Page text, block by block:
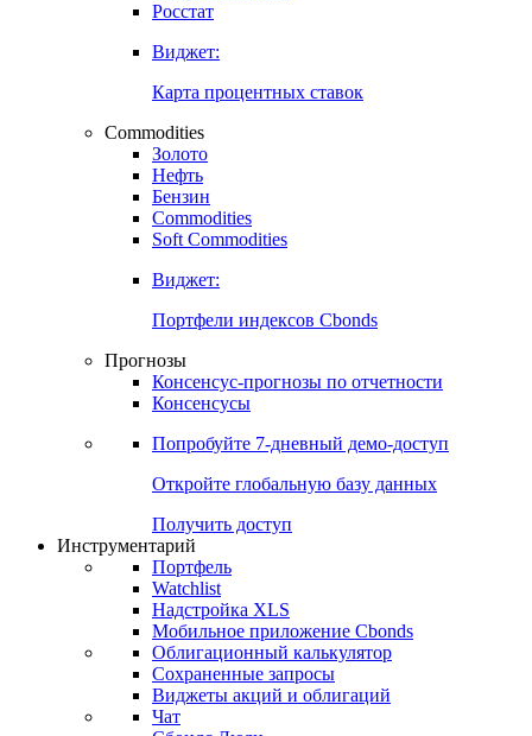
Страницы стран
Росстат
Виджет:
Карта процентных ставок
Commodities
Золото
Бензин
Soft Commodities
Виджет:
Портфели индексов Cbonds
Прогнозы
Консенсусы
Попробуйте7-дневный
Откройте глобальную базу данных
Получить доступ
Инструментарий
Портфель
Watchlist
Надстройка XLS
Мобильное приложение Cbonds